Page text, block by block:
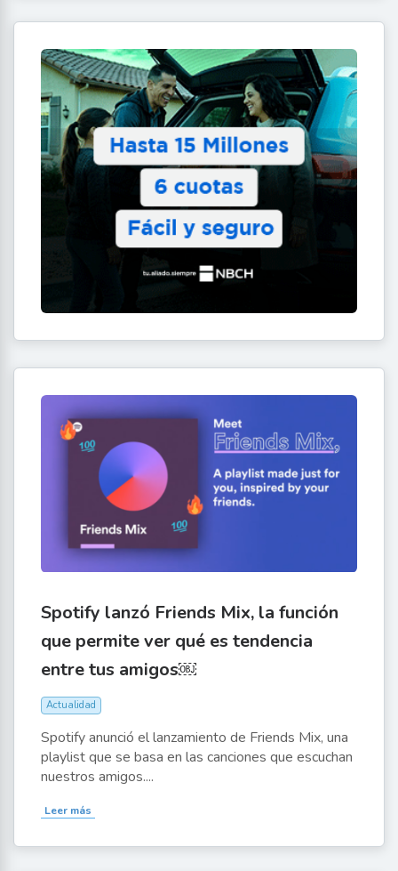
Spotify lanzó Friends Mix, la función
que permite ver qué es tendencia
entre tus amigos￼
Actualidad
Spotify anunció el lanzamiento de Friends Mix, una
playlist que se basa en las canciones que escuchan
nuestros amigos....
Leer más